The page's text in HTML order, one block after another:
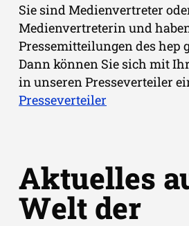
Aktuelles
Welt der
Sie sind Medienvertreter
Medienvertreterin und
Pressemitteilungen des hep
Dann können Sie sich mit
in unseren Presseverteiler
Presseverteiler